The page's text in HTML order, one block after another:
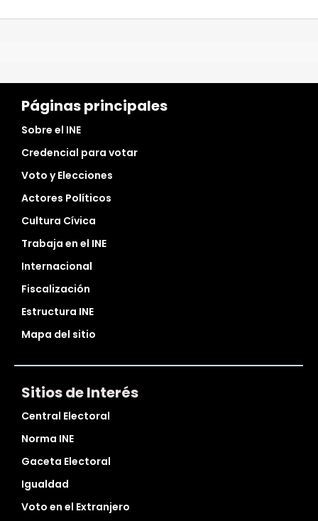
Páginas principales
Sobre el INE
Credencial para votar
Voto y Elecciones
Actores Políticos
Cultura Cívica
Trabaja en el INE
Internacional
Fiscalización
Estructura INE
Mapa del sitio
Sitios de Interés
Central Electoral
Norma INE
Gaceta Electoral
Igualdad
Voto en el Extranjero